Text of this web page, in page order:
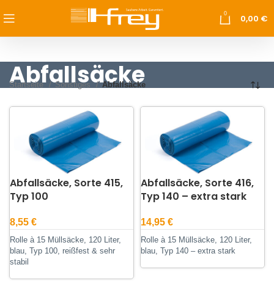
0 0,00 €
Abfallsäcke
Startseite Sonstiges Abfallsäcke
Abfallsäcke, Sorte 415,
Typ 100
8,55 €
Rolle à 15 Müllsäcke, 120 Liter,
blau, Typ 100, reißfest & sehr
stabil
Abfallsäcke, Sorte 416,
Typ 140 – extra stark
14,95 €
Rolle à 15 Müllsäcke, 120 Liter,
blau, Typ 140 – extra stark